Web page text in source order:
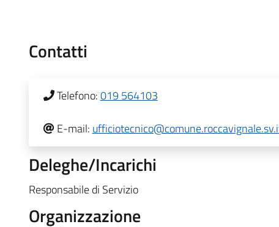
Contatti
Telefono:019 564103
E-mail:
Deleghe/Incarichi
Responsabile di Servizio
Organizzazione